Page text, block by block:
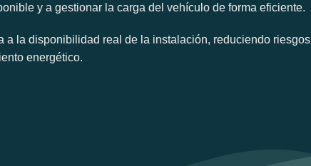
y a gestionar la carga del vehículo de forma eficiente.
a la disponibilidad real de la instalación, reduciendo riesgos
energético.